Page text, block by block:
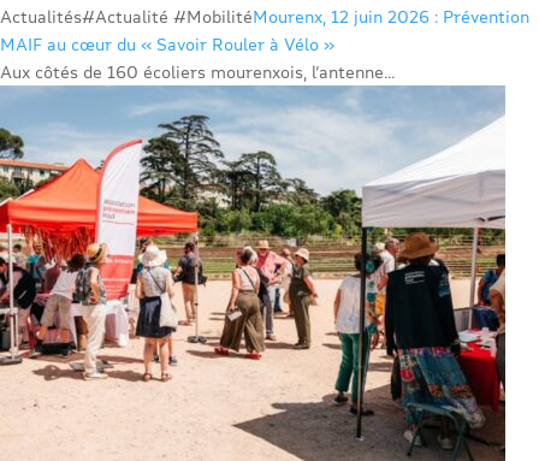
Actualités#Actualité #MobilitéMourenx, 12 juin 2026 : Prévention
MAIF au cœur du « Savoir Rouler à Vélo »
Aux côtés de 160 écoliers mourenxois, l’antenne...